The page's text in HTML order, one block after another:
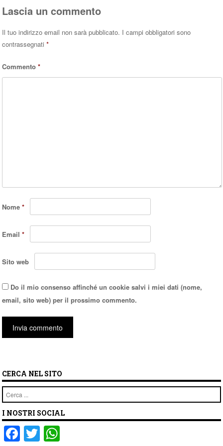
Lascia un commento
Il tuo indirizzo email non sarà pubblicato. I campi obbligatori sono
contrassegnati*
Commento*
Nome*
Email*
Sito web
Do il mio consenso affinché un cookie salvi i miei dati (nome,
email, sito web) per il prossimo commento.
CERCA NEL SITO
Cerca
I NOSTRI SOCIAL
F T